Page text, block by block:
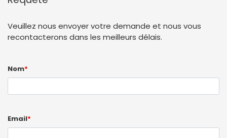
Veuillez nous envoyer votre demande et nous vous
recontacterons dans les meilleurs délais.
Nom*
Email*